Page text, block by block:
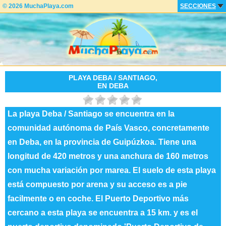
© 2026 MuchaPlaya.com SECCIONES
PLAYA DEBA / SANTIAGO,
EN DEBA
La playa Deba / Santiago se encuentra en la
comunidad autónoma de País Vasco, concretamente
en Deba, en la provincia de Guipúzkoa. Tiene una
longitud de 420 metros y una anchura de 160 metros
con mucha variación por marea. El suelo de esta playa
está compuesto por arena y su acceso es a pie
facilmente o en coche. El Puerto Deportivo más
cercano a esta playa se encuentra a 15 km. y es el